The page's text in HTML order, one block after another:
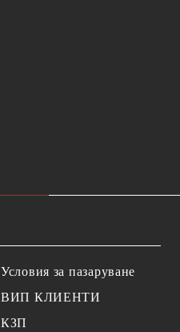
Условия за пазаруване
ВИП КЛИЕНТИ
КЗП